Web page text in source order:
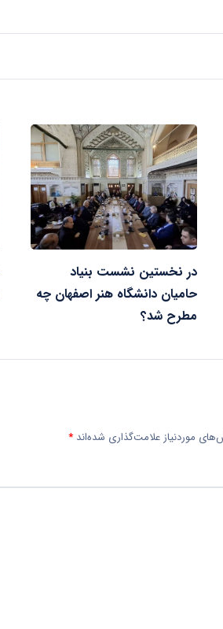
در نخستین نشست بنیاد
حامیان دانشگاه هنر اصفهان چه
مطرح شد؟
موردنیاز علامت‌گذاری شده‌اند *